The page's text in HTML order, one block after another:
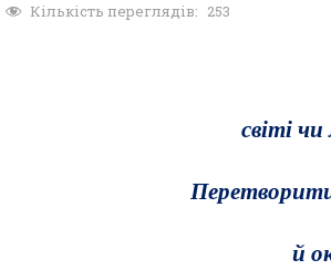
Кількість переглядів: 253
світі
Перетворити
Можна
й